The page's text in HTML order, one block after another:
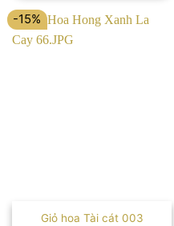
-15%
Giỏ hoa Tài cát 003